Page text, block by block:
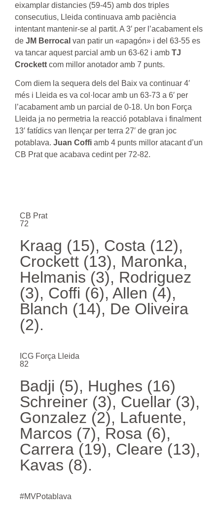
eixamplar distancies (59-45) amb dos triples
consecutius, Lleida continuava amb paciència
intentant mantenir-se al partit. A 3′ per l’acabament els
de JM Berrocal van patir un «apagón» i del 63-55 es
va tancar aquest parcial amb un 63-62 i amb TJ
Crockett com millor anotador amb 7 punts.
Com diem la sequera dels del Baix va continuar 4′
més i Lleida es va col·locar amb un 63-73 a 6′ per
l’acabament amb un parcial de 0-18. Un bon Força
Lleida ja no permetria la reacció potablava i finalment
13′ fatídics van llençar per terra 27′ de gran joc
potablava. Juan Coffi amb 4 punts millor atacant d’un
CB Prat que acabava cedint per 72-82.
CB Prat
72
Kraag (15), Costa (12),
Crockett (13), Maronka,
Helmanis (3), Rodriguez
(3), Coffi (6), Allen (4),
Blanch (14), De Oliveira
(2).
ICG Força Lleida
82
Badji (5), Hughes (16)
Schreiner (3), Cuellar (3),
Gonzalez (2), Lafuente,
Marcos (7), Rosa (6),
Carrera (19), Cleare (13),
Kavas (8).
#MVPotablava